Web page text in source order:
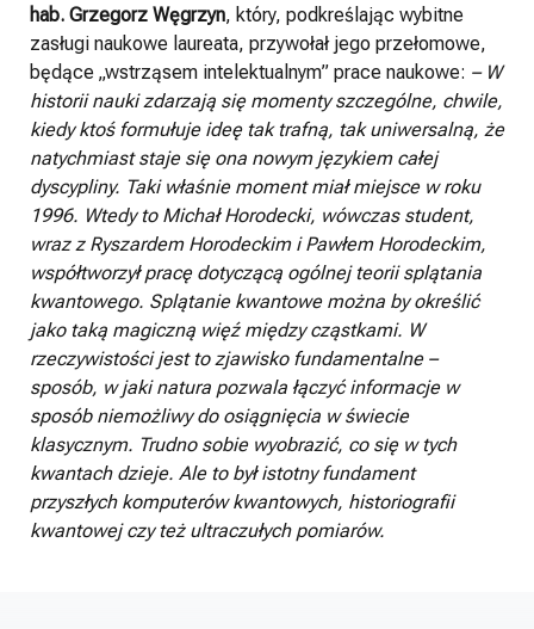
hab. Grzegorz Węgrzyn, który, podkreślając wybitne
zasługi naukowe laureata, przywołał jego przełomowe,
będące „wstrząsem intelektualnym” prace naukowe: – W
historii nauki zdarzają się momenty szczególne, chwile,
kiedy ktoś formułuje ideę tak trafną, tak uniwersalną, że
natychmiast staje się ona nowym językiem całej
dyscypliny. Taki właśnie moment miał miejsce w roku
1996. Wtedy to Michał Horodecki, wówczas student,
wraz z Ryszardem Horodeckim i Pawłem Horodeckim,
współtworzył pracę dotyczącą ogólnej teorii splątania
kwantowego. Splątanie kwantowe można by określić
jako taką magiczną więź między cząstkami. W
rzeczywistości jest to zjawisko fundamentalne –
sposób, w jaki natura pozwala łączyć informacje w
sposób niemożliwy do osiągnięcia w świecie
klasycznym. Trudno sobie wyobrazić, co się w tych
kwantach dzieje. Ale to był istotny fundament
przyszłych komputerów kwantowych, historiografii
kwantowej czy też ultraczułych pomiarów.